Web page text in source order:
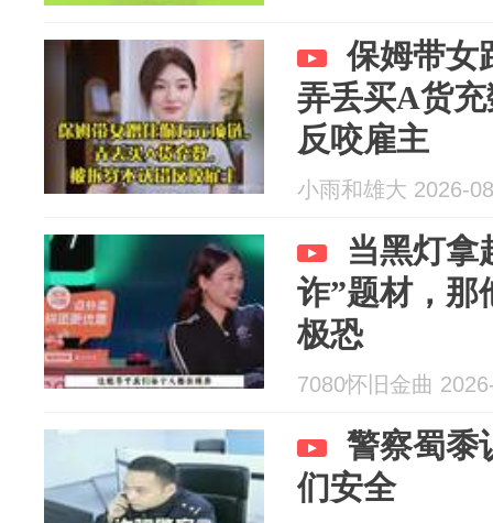
保姆带女
弄丢买A货
反咬雇主
小雨和雄大 2026-
当黑灯拿
诈”题材，那
极恐
7080怀旧金曲
警察蜀黍
们安全